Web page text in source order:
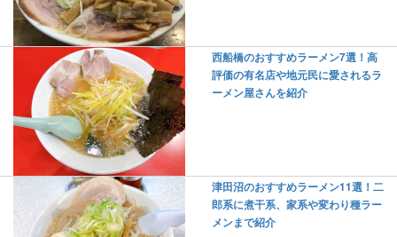
西船橋のおすすめラーメン7選！高
評価の有名店や地元民に愛されるラ
ーメン屋さんを紹介
津田沼のおすすめラーメン11選！二
郎系に煮干系、家系や変わり種ラー
メンまで紹介